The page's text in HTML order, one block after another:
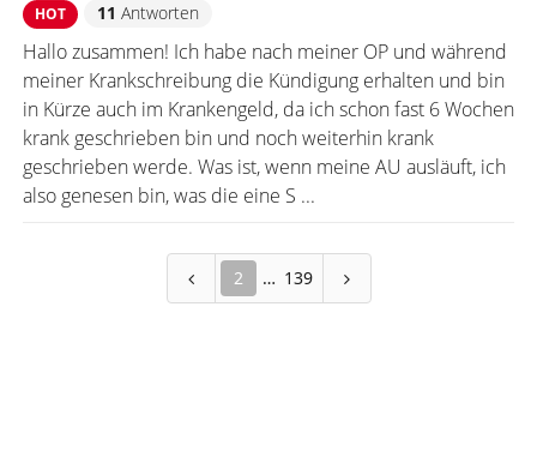
HOT 11 Antworten
Hallo zusammen! Ich habe nach meiner OP und während
meiner Krankschreibung die Kündigung erhalten und bin
in Kürze auch im Krankengeld, da ich schon fast 6 Wochen
krank geschrieben bin und noch weiterhin krank
geschrieben werde. Was ist, wenn meine AU ausläuft, ich
also genesen bin, was die eine S ...
2 139